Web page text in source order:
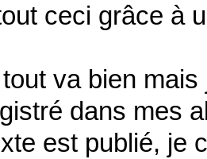
ceci grâce à
va bien
dans mes
est publié, je